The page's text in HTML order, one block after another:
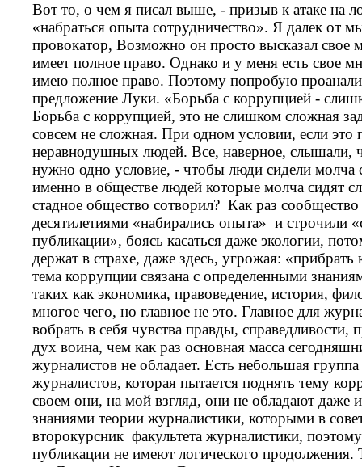
Вот то, о чем я писал выше, - призыв к атаке на
«набраться опыта сотрудничество». Я далек от
провокатор, Возможно он просто высказал свое
имеет полное право. Однако и у меня есть свое
имею полное право. Поэтому попробую
предложение Луки. «Борьба с коррупцией -
Борьба с коррупцией, это не слишком сложная
совсем не сложная. При одном условии, если это
неравнодушных людей. Все, наверное, слышали,
нужно одно условие, - чтобы люди сидели
именно в обществе людей которые молча сидят
стадное общество сотворил? Как раз
десятилетиями «набирались опыта» и строчили
публикации», боясь касаться даже экологии,
держат в страхе, даже здесь, угрожая:
тема коррупции связана с определенными
таких как экономика, правоведение, история,
многое чего, но главное не это. Главное для
вобрать в себя чувства правды, справедливости,
дух воина, чем как раз основная масса
журналистов не обладает. Есть небольшая
журналистов, которая пытается поднять тему
своем они, на мой взгляд, они не обладают даже
знаниями теории журналистики, которыми в
второкурсник факультета журналистики,
публикации не имеют логического продолжения.